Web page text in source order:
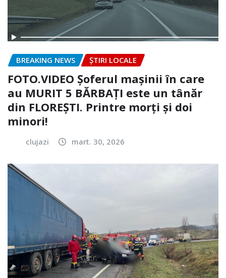
BREAKING NEWS ȘTIRI LOCALE
FOTO.VIDEO Șoferul mașinii în care
au MURIT 5 BĂRBAȚI este un tânăr
din FLOREȘTI. Printre morți și doi
minori!
clujazi mart. 30, 2026